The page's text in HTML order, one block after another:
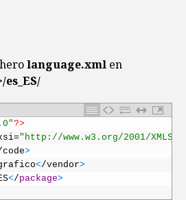
language.xml en
?>
="http://www.w3.org/2001/
code>
</vendor>
</package>